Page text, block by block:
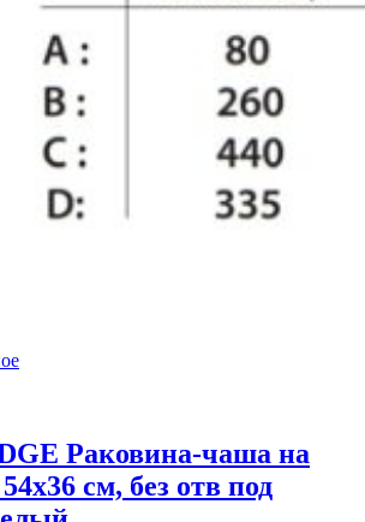
Раковина-чаша на
см, без отв под